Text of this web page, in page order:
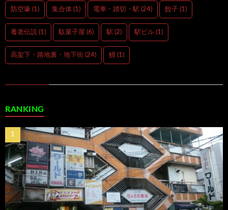
防空壕 (1) 集合体 (1) 電車・踏切・駅 (24) 餃子 (1)
養老伝説 (1) 駄菓子屋 (6) 駅 (2) 駅ビル (1)
高架下・路地裏・地下街 (24) 鰻 (1)
RANKING